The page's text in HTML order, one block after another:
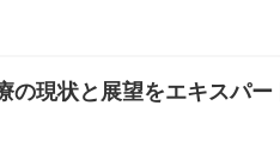
現状と展望をエキスパー